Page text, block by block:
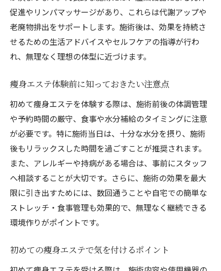
枚方で始める痩身エステの基礎知識まとめ
痩身エステを枚方で始める前に知るべき基
は
初心者が知っておきたい痩身エステの流れ
枚方周辺の痩身エステ利用者の特徴
痩身エステを選ぶ際の基礎知識と比較ポイ
ント
サロン選びで押さえるべき痩身エステの基
本
施術回数と効果を最大化する方法とは
痩身エステの施術回数と効果の関係を解説
効率良く痩せるための痩身エステ通い方
痩身エステの効果を高める生活習慣の工夫
促進やリンパマッサージがあり、これらは代謝アップや
老廃物排出をサポートします。施術後は、効果を持続さ
せるための生活アドバイスやセルフケアの指導が行わ
れ、無理なく理想の体型に近づけます。
痩身エステ体験前に知っておきたい注意点
初めて痩身エステを体験する際は、施術前後の体調管理
や予約時間の厳守、食事や水分補給のタイミングに注意
が必要です。特に施術当日は、十分な水分を摂り、施術
後もリラックスした時間を過ごすことが推奨されます。
また、アレルギーや持病がある場合は、事前にスタッフ
へ相談することが大切です。さらに、施術の効果を最大
限に引き出すためには、数回通うことや自宅での簡単な
ストレッチ・食事管理も効果的で、無理なく継続できる
環境作りがポイントです。
初めての痩身エステで気を付けるポイント